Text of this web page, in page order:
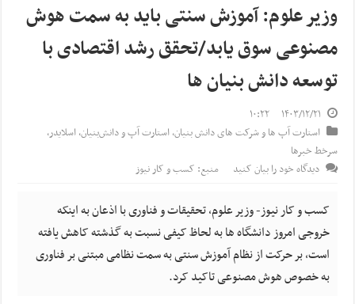
وزیر علوم: آموزش سنتی باید به سمت هوش
مصنوعی سوق یابد/تحقق رشد اقتصادی با
توسعه دانش بنیان ها
۱۴۰۳/۱۲/۲۱
۱۰:۲۲
استارت آپ ها و شرکت های دانش بنیان,استارت آپ‌ و دانش‌بنیان‌,اسلایدر,
سرخط خبرها
دیدگاه خود را بیان کنید
منبع: کسب و کار نیوز
کسب و کار نیوز- وزیر علوم، تحقیقات و فناوری با اذعان به اینکه
خروجی امروز دانشگاه ها به لحاظ کیفی نسبت به گذشته کاهش یافته
است، بر حرکت از نظام آموزش سنتی به سمت نظامی مبتنی بر فناوری
به خصوص هوش مصنوعی تاکید کرد.